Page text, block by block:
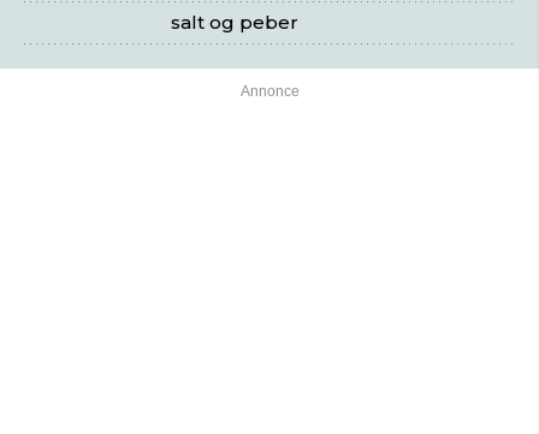
salt og peber